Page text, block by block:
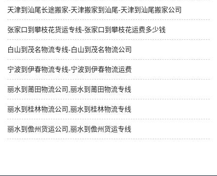
天津到汕尾长途搬家-天津搬家到汕尾-天津到汕尾搬家公司
张家口到攀枝花货运专线-张家口到攀枝花运费多少钱
白山到茂名物流专线-白山到茂名物流公司
宁波到伊春物流专线-宁波到伊春物流运费
丽水到莆田物流公司,丽水到莆田物流专线
丽水到桂林物流公司,丽水到桂林物流专线
丽水到儋州货运公司,丽水到儋州货运专线